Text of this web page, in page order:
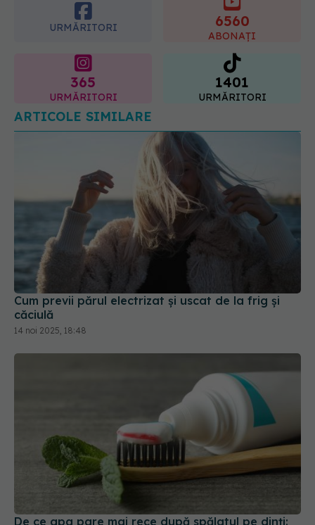
URMĂRITORI 6560
ABONAȚI
365
URMĂRITORI
1401
URMĂRITORI
ARTICOLE SIMILARE
Cum previi părul electrizat și uscat de la frig și
căciulă
14 noi 2025, 18:48
De ce apa pare mai rece după spălatul pe dinți: